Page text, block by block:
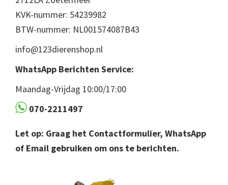
KVK-nummer: 54239982
BTW-nummer: NL001574087B43
info@123dierenshop.nl
WhatsApp Berichten Service:
Maandag-Vrijdag 10:00/17:00
070-2211497
Let op: Graag het Contactformulier, WhatsApp
of Email gebruiken om ons te berichten.